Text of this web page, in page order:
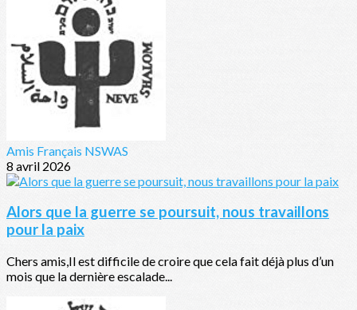
Amis Français NSWAS
8 avril 2026
Alors que la guerre se poursuit, nous travaillons
pour la paix
Chers amis,Il est difficile de croire que cela fait déjà plus d’un
mois que la dernière escalade...